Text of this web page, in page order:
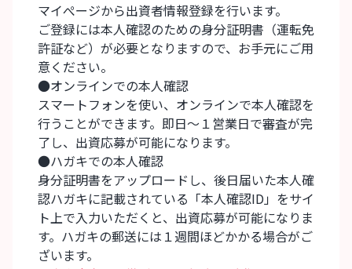
マイぺージから出資者情報登録を行います。
ご登録には本人確認のための身分証明書（運転免
許証など）が必要となりますので、お手元にご用
意ください。
●オンラインでの本人確認
スマートフォンを使い、オンラインで本人確認を
行うことができます。即日～１営業日で審査が完
了し、出資応募が可能になります。
●ハガキでの本人確認
身分証明書をアップロードし、後日届いた本人確
認ハガキに記載されている「本人確認ID」をサイ
ト上で入力いただくと、出資応募が可能になりま
す。ハガキの郵送には１週間ほどかかる場合がご
ざいます。